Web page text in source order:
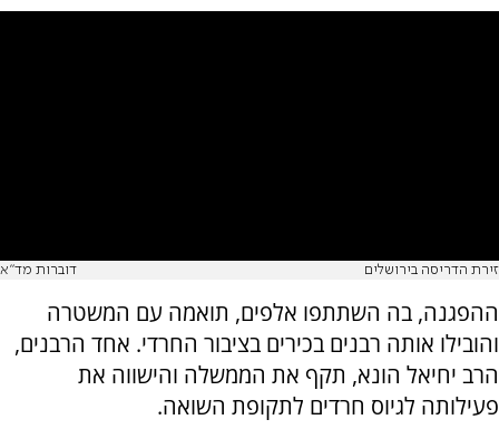
זירת הדריסה בירושלים דוברות מד"א
ההפגנה, בה השתתפו אלפים, תואמה עם המשטרה
והובילו אותה רבנים בכירים בציבור החרדי. אחד הרבנים,
הרב יחיאל הונא, תקף את הממשלה והישווה את
פעילותה לגיוס חרדים לתקופת השואה.